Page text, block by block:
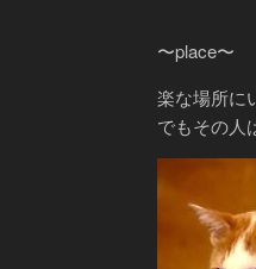
〜place〜
楽な場所に
でもその人